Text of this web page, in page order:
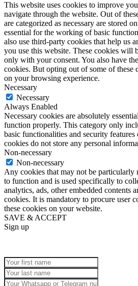
This website uses cookies to improve
navigate through the website. Out of
are categorized as necessary are stored
essential for the working of basic
also use third-party cookies that help us
you use this website. These cookies will
only with your consent. You also have
cookies. But opting out of some of these
on your browsing experience.
Necessary
Necessary
Always Enabled
Necessary cookies are absolutely
function properly. This category only
basic functionalities and security features
cookies do not store any personal
Non-necessary
Non-necessary
Any cookies that may not be particularly
to function and is used specifically to
analytics, ads, other embedded contents
cookies. It is mandatory to procure user
these cookies on your website.
SAVE & ACCEPT
Sign up